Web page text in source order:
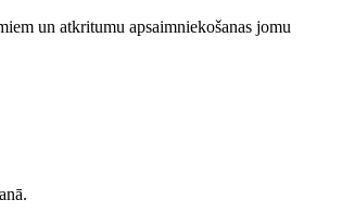
un atkritumu apsaimniekošanas jomu